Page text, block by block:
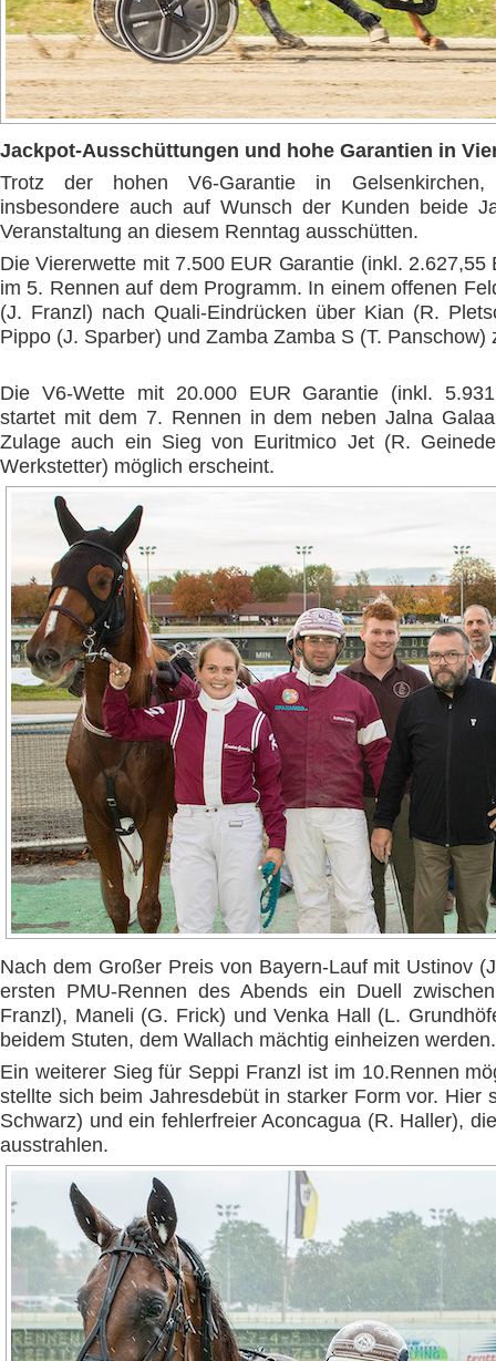
Jackpot-Ausschüttungen und hohe Garantien in
Trotz der hohen V6-Garantie in
insbesondere auch auf Wunsch der Kunden beide
Veranstaltung an diesem Renntag ausschütten.
Die Viererwette mit 7.500 EUR Garantie (inkl. 2.627,55
im 5. Rennen auf dem Programm. In einem offenen
(J. Franzl) nach Quali-Eindrücken über Kian (R.
Pippo (J. Sparber) und Zamba Zamba S (T. Panschow)
Die V6-Wette mit 20.000 EUR Garantie (inkl.
startet mit dem 7. Rennen in dem neben Jalna
Zulage auch ein Sieg von Euritmico Jet (R.
Werkstetter) möglich erscheint.
Nach dem Großer Preis von Bayern-Lauf mit Ustinov
ersten PMU-Rennen des Abends ein Duell
Franzl), Maneli (G. Frick) und Venka Hall (L.
beidem Stuten, dem Wallach mächtig einheizen werden.
Ein weiterer Sieg für Seppi Franzl ist im 10.Rennen
stellte sich beim Jahresdebüt in starker Form vor. Hier
Schwarz) und ein fehlerfreier Aconcagua (R. Haller),
ausstrahlen.